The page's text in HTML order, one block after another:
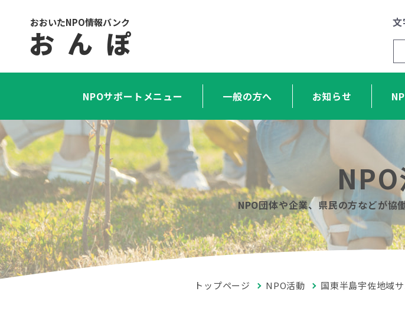
おおいたNPO情報バンク
お ん ぽ
文
NPOサポートメニュー 一般の方へ お知らせ
NPO団体や企業、県民の方などが協
トップページ NPO活動 国東半島宇佐地域